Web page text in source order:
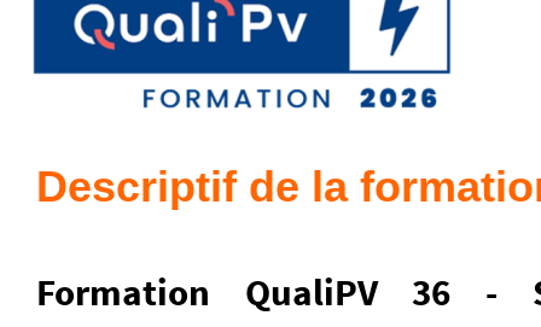
Descriptif de la
Formation QualiPV 36 -